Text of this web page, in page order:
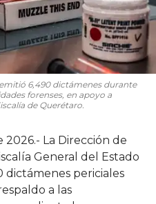
6,490 dictámenes durante
forenses, en apoyo a
de Querétaro.
La Dirección de
General del Estado
dictámenes periciales
a las